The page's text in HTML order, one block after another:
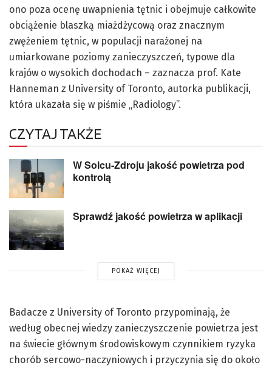
ono poza ocenę uwapnienia tętnic i obejmuje całkowite
obciążenie blaszką miażdżycową oraz znacznym
zwężeniem tętnic, w populacji narażonej na
umiarkowane poziomy zanieczyszczeń, typowe dla
krajów o wysokich dochodach – zaznacza prof. Kate
Hanneman z University of Toronto, autorka publikacji,
która ukazała się w piśmie „Radiology”.
CZYTAJ TAKŻE
W Solcu-Zdroju jakość powietrza pod
kontrolą
Sprawdź jakość powietrza w aplikacji
POKAŻ WIĘCEJ
Badacze z University of Toronto przypominają, że
według obecnej wiedzy zanieczyszczenie powietrza jest
na świecie głównym środowiskowym czynnikiem ryzyka
chorób sercowo-naczyniowych i przyczynia się do około